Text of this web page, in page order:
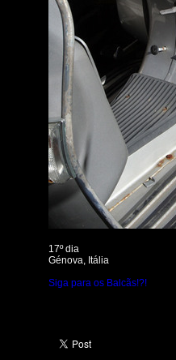
17º dia
Génova, Itália
Siga para os Balcãs!?!